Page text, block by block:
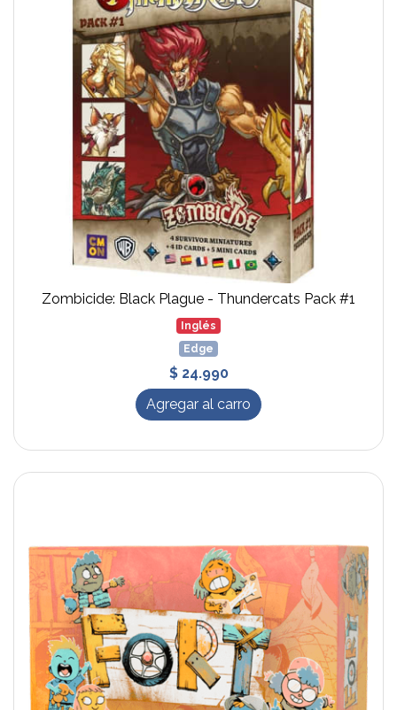
Zombicide: Black Plague - Thundercats Pack #1
Inglés
Edge
$ 24.990
Agregar al carro